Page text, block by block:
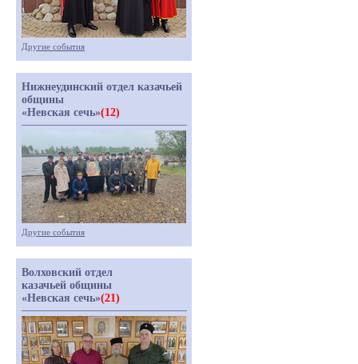
Другие события
Нижнеудинский отдел казачьей
общины
«Невская сечь»(12)
Другие события
Волховский отдел
казачьей общины
«Невская сечь»(21)